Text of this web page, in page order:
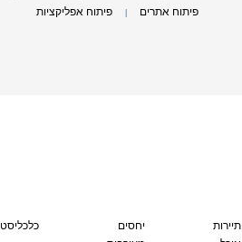
פיתוח אתרים פיתוח אפליקציות
תיירות
יחסים
כלכליסט